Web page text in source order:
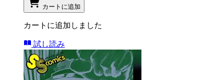
カートに追加
カートに追加しました
試し読み